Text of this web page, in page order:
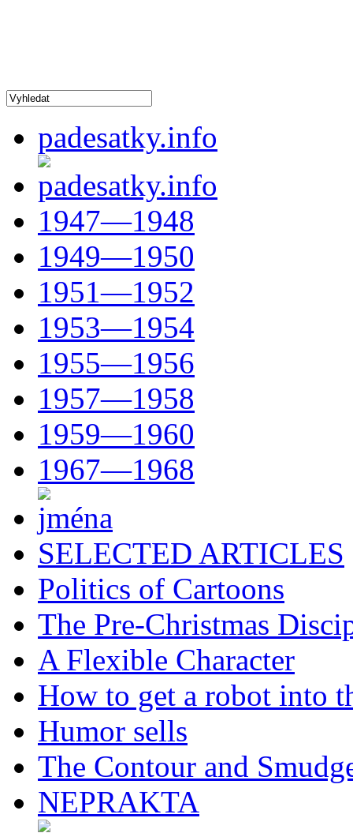
padesatky.info
1947—1948
1949—1950
1951—1952
1953—1954
1955—1956
1957—1958
1959—1960
1967—1968
SELECTED ARTICLES
Politics of Cartoons
The Pre-Christmas
A Flexible Character
How to get a robot into
Humor sells
The Contour and
NEPRAKTA